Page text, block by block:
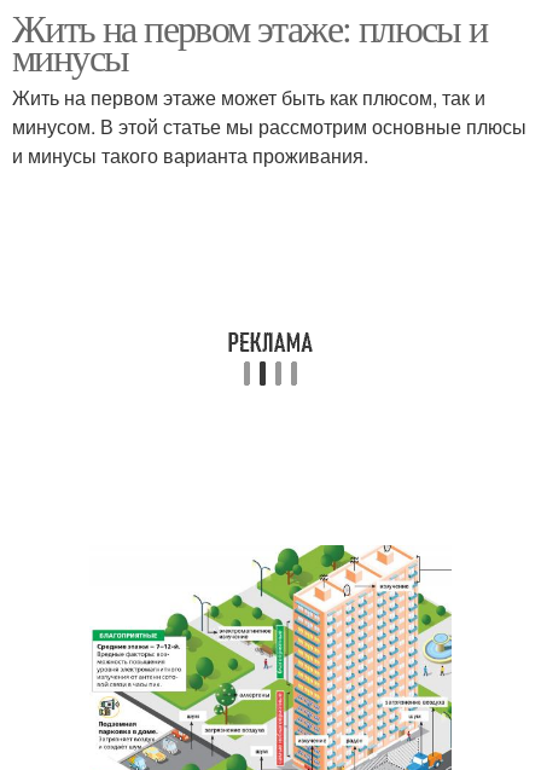
Жить на первом этаже: плюсы и
минусы
Жить на первом этаже может быть как плюсом, так и
минусом. В этой статье мы рассмотрим основные плюсы
и минусы такого варианта проживания.